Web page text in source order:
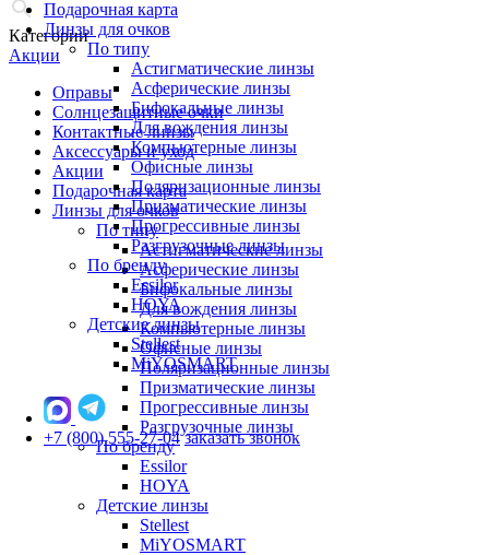
Категории
Акции
Оправы
Солнцезащитные очки
Контактные линзы
Аксессуары и уход
Акции
Подарочная карта
Линзы для очков
По типу
Астигматические линзы
Асферические линзы
Бифокальные линзы
Для вождения линзы
Компьютерные линзы
Офисные линзы
Поляризационные линзы
Призматические линзы
Прогрессивные линзы
Разгрузочные линзы
По бренду
Essilor
HOYA
Детские линзы
Stellest
MiYOSMART
Подарочная карта
Линзы для очков
По типу
Астигматические линзы
Асферические линзы
Бифокальные линзы
Для вождения линзы
Компьютерные линзы
Офисные линзы
Поляризационные линзы
Призматические линзы
Прогрессивные линзы
Разгрузочные линзы
По бренду
Essilor
HOYA
Детские линзы
Stellest
MiYOSMART
+7 (800) 555-27-04 заказать звонок